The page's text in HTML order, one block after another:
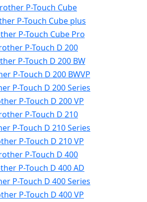
P-Touch Cube
P-Touch Cube plus
P-Touch Cube Pro
P-Touch D 200
P-Touch D 200 BW
P-Touch D 200 BWVP
P-Touch D 200 Series
P-Touch D 200 VP
P-Touch D 210
P-Touch D 210 Series
P-Touch D 210 VP
P-Touch D 400
P-Touch D 400 AD
P-Touch D 400 Series
P-Touch D 400 VP